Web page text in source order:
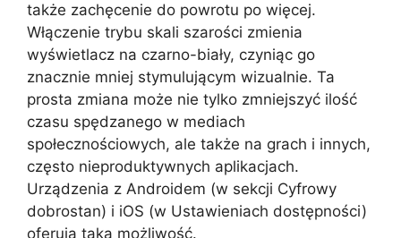
także zachęcenie do powrotu po więcej.
Włączenie trybu skali szarości zmienia
wyświetlacz na czarno-biały, czyniąc go
znacznie mniej stymulującym wizualnie. Ta
prosta zmiana może nie tylko zmniejszyć ilość
czasu spędzanego w mediach
społecznościowych, ale także na grach i innych,
często nieproduktywnych aplikacjach.
Urządzenia z Androidem (w sekcji Cyfrowy
dobrostan) i iOS (w Ustawieniach dostępności)
oferują taką możliwość.